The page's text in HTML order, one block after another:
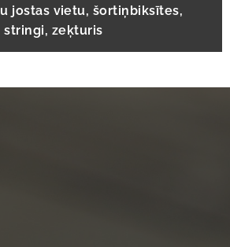
jostas vietu, šortiņbiksītes,
stringi, zeķturis